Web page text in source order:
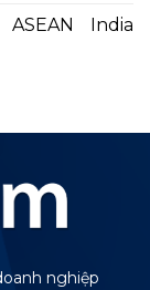
India
nghiệp